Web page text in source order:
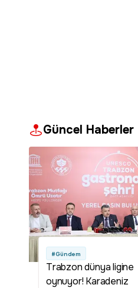
Güncel Haberler
#Gündem
Trabzon dünya ligine
oynuyor! Karadeniz